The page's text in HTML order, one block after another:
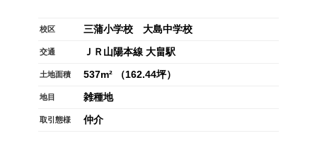
校区 三蒲小学校 大島中学校
交通 ＪＲ山陽本線 大畠駅
土地面積 537m² （162.44坪）
地目 雑種地
取引態様 仲介